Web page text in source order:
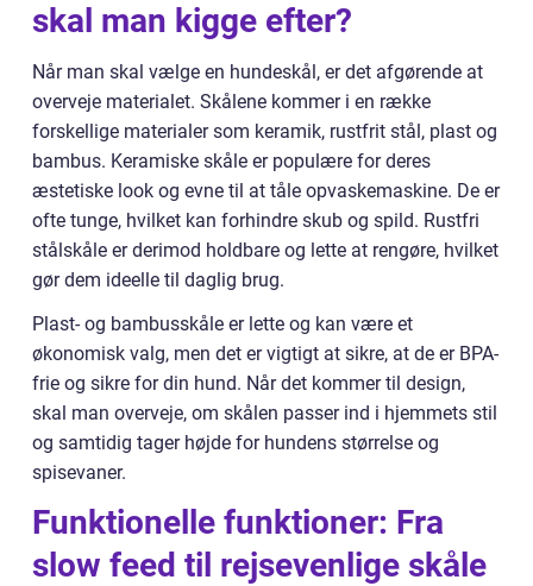
skal man kigge efter?
Når man skal vælge en hundeskål, er det afgørende at
overveje materialet. Skålene kommer i en række
forskellige materialer som keramik, rustfrit stål, plast og
bambus. Keramiske skåle er populære for deres
æstetiske look og evne til at tåle opvaskemaskine. De er
ofte tunge, hvilket kan forhindre skub og spild. Rustfri
stålskåle er derimod holdbare og lette at rengøre, hvilket
gør dem ideelle til daglig brug.
Plast- og bambusskåle er lette og kan være et
økonomisk valg, men det er vigtigt at sikre, at de er BPA-
frie og sikre for din hund. Når det kommer til design,
skal man overveje, om skålen passer ind i hjemmets stil
og samtidig tager højde for hundens størrelse og
spisevaner.
Funktionelle funktioner: Fra
slow feed til rejsevenlige skåle